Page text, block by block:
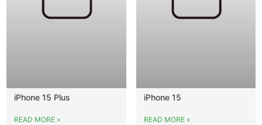
iPhone 15 Plus
READ MORE »
iPhone 15
READ MORE »